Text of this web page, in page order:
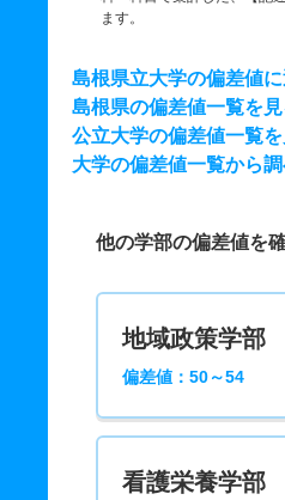
ます。
島根県立大学の偏差値
島根県の偏差値一覧を見
公立大学の偏差値一覧
大学の偏差値一覧から
他の学部の偏差値を
地域政策学部
偏差値：50～54
看護栄養学部